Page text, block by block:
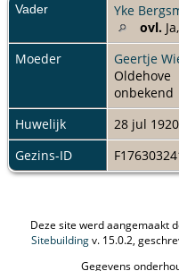
Vader Yke
ovl.
Moeder
Geertje
Oldehove
onbekend
Huwelijk
28 jul 1920
Gezins-ID
Deze site werd aangemaakt
Sitebuildingv. 15.0.2,
Gegevens